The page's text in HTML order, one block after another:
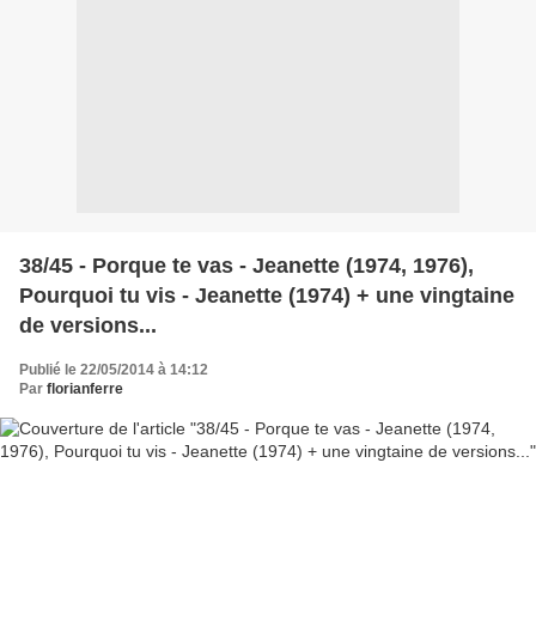
38/45 - Porque te vas - Jeanette (1974, 1976),
Pourquoi tu vis - Jeanette (1974) + une vingtaine
de versions...
Publié le 22/05/2014 à 14:12
Par florianferre